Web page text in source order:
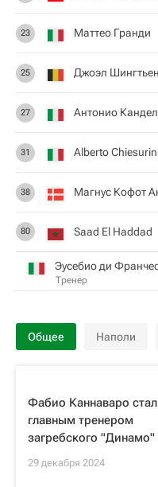
23 Маттео Гранди
25 Джоэл
27 Антонио
31 Alberto Chiesurin
38 Магнус Кофот
80 Saad El Haddad
Эусебио ди
Тренер
Общее Наполи
Фабио Каннаваро стал
главным тренером
загребского "Динамо"
29 декабря 2024